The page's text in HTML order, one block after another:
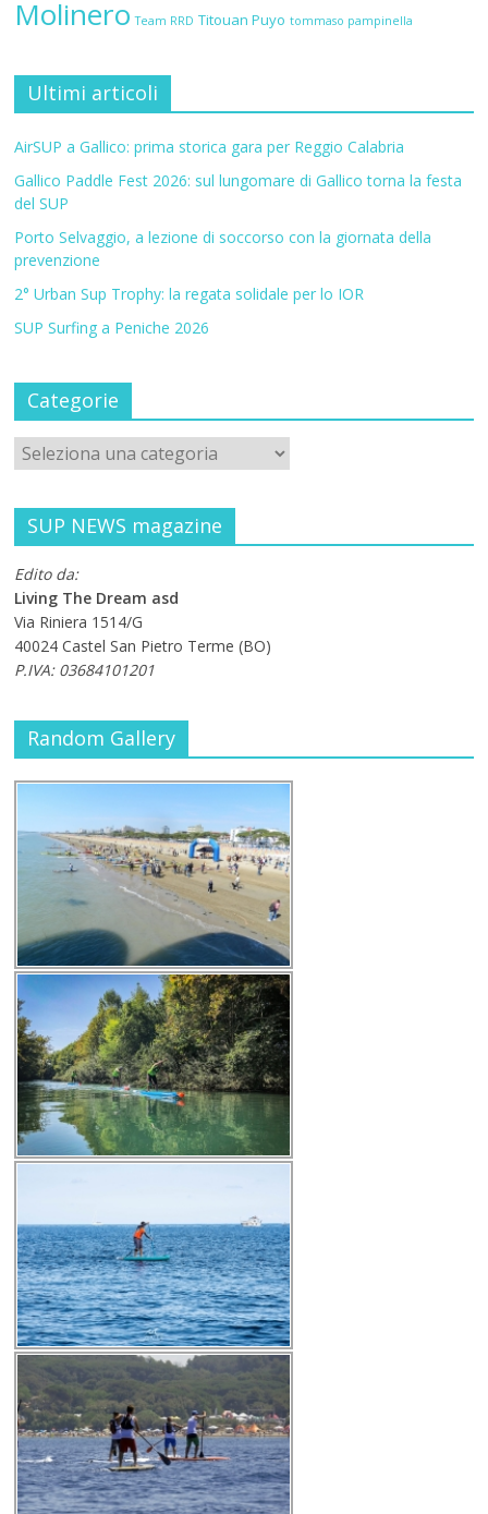
Molinero Team RRD Titouan Puyo tommaso pampinella
Ultimi articoli
AirSUP a Gallico: prima storica gara per Reggio Calabria
Gallico Paddle Fest 2026: sul lungomare di Gallico torna la festa
del SUP
Porto Selvaggio, a lezione di soccorso con la giornata della
prevenzione
2° Urban Sup Trophy: la regata solidale per lo IOR
SUP Surfing a Peniche 2026
Categorie
SUP NEWS magazine
Edito da:
Living The Dream asd
Via Riniera 1514/G
40024 Castel San Pietro Terme (BO)
P.IVA: 03684101201
Random Gallery